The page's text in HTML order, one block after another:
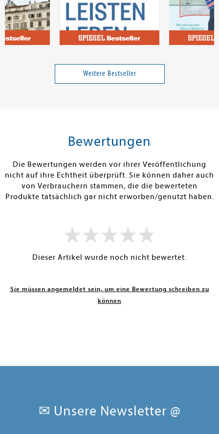
Führen Leisten Leben
Warenkorb
Weitere Bestseller
Bewertungen
Die Bewertungen werden vor ihrer Veröffentlichung
nicht auf ihre Echtheit überprüft. Sie können daher auch
von Verbrauchern stammen, die die bewerteten
Produkte tatsächlich gar nicht erworben/genutzt haben.
Dieser Artikel wurde noch nicht bewertet.
Sie müssen angemeldet sein, um eine Bewertung schreiben zu
können
✉ Unsere Newsletter @